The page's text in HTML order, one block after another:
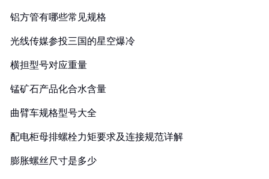
铝方管有哪些常见规格
光线传媒参投三国的星空爆冷
横担型号对应重量
锰矿石产品化合水含量
曲臂车规格型号大全
配电柜母排螺栓力矩要求及连接规范详解
膨胀螺丝尺寸是多少